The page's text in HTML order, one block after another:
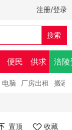
注册/登录
便民 供求 涪陵
电脑 厂房出租 搬家
置顶 收藏